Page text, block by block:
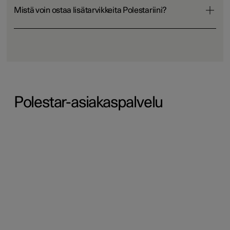
Mistä voin ostaa lisätarvikkeita Polestariini?
Polestar-asiakaspalvelu